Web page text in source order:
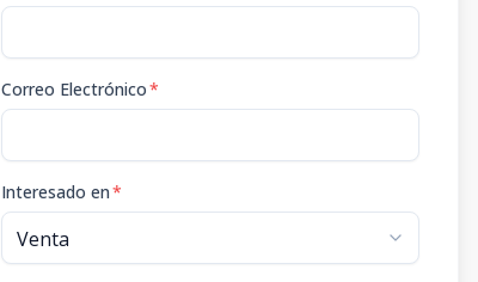
Correo Electrónico*
Interesado en*